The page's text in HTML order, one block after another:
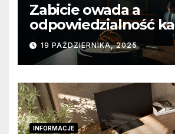
Zabicie owada a
odpowiedzialność
wygląda to w
19 PAŹDZIERNIKA, 2025
INFORMACJE